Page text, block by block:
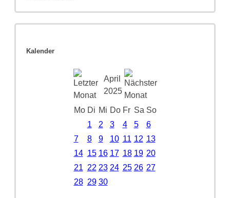
Kalender
April
2025
Mo Di Mi Do Fr Sa So
1
2 3 4 5
6
7
8 9 10 11 12 13
14 15 16 17 18 19 20
21 22 23 24 25 26 27
28 29 30